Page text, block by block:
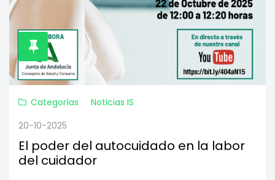
Categorías
Noticias IS
20-10-2025
El poder del autocuidado en la labor
del cuidador